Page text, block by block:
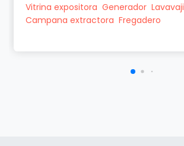
Vitrina expositora Generador
Campana extractora Fregadero